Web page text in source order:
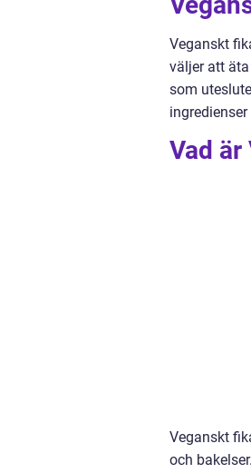
Veganskt
väljer att
som
Vad är
Veganskt
och